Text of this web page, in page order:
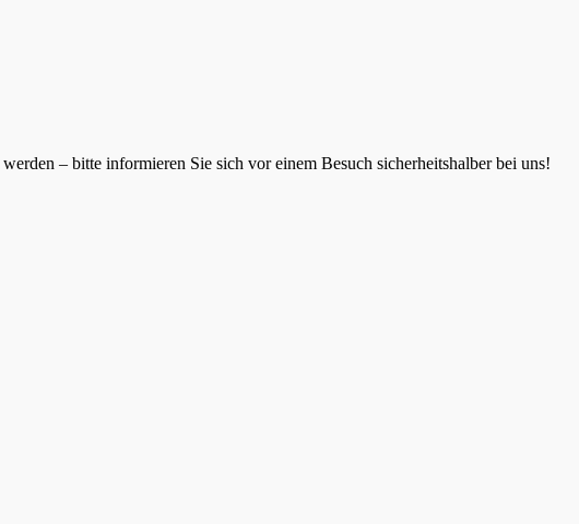
– bitte informieren Sie sich vor einem Besuch sicherheitshalber bei uns!